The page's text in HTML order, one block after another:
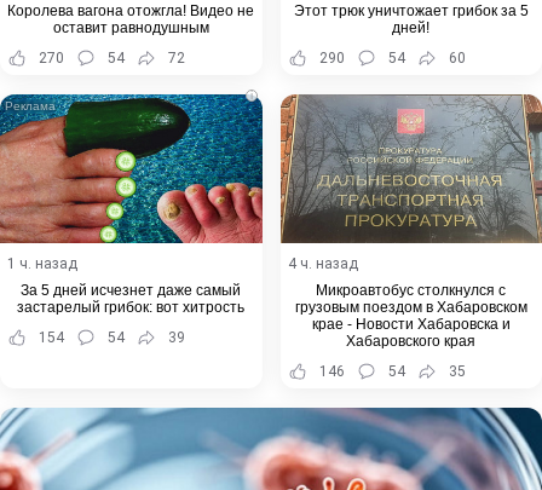
Королева вагона отожгла! Видео не
оставит равнодушным
270
54 72
Этот трюк уничтожает грибок за 5
дней!
290
54 60
i
1 ч. назад
За 5 дней исчезнет даже самый
застарелый грибок: вот хитрость
154
54 39
4 ч. назад
Микроавтобус столкнулся с
грузовым поездом в Хабаровском
крае - Новости Хабаровска и
Хабаровского края
146
54 35